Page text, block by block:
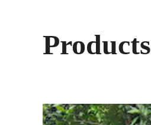
Products